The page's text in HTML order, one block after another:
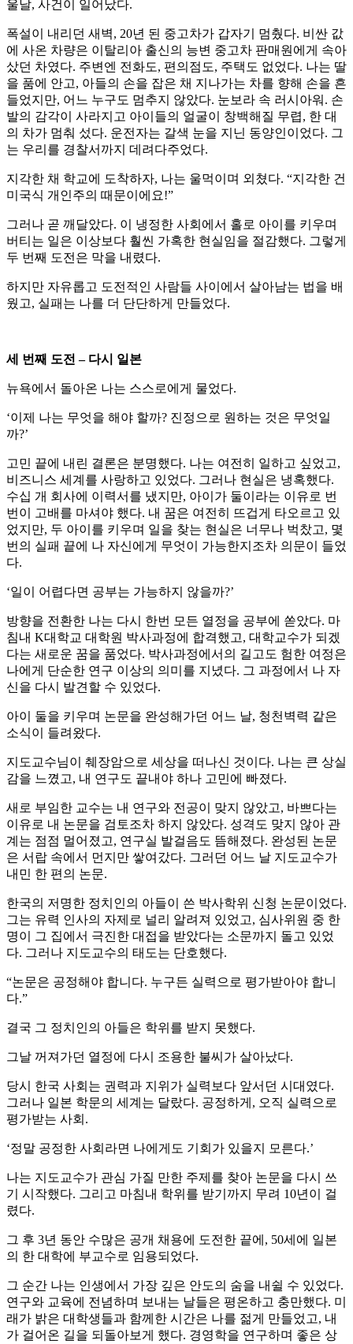
울날, 사건이 일어났다.
폭설이 내리던 새벽, 20년 된 중고차가 갑자기 멈췄다. 비싼 값
에 사온 차량은 이탈리아 출신의 능변 중고차 판매원에게 속아
샀던 차였다. 주변엔 전화도, 편의점도, 주택도 없었다. 나는 딸
을 품에 안고, 아들의 손을 잡은 채 지나가는 차를 향해 손을 흔
들었지만, 어느 누구도 멈추지 않았다. 눈보라 속 러시아워. 손
발의 감각이 사라지고 아이들의 얼굴이 창백해질 무렵, 한 대
의 차가 멈춰 섰다. 운전자는 갈색 눈을 지닌 동양인이었다. 그
는 우리를 경찰서까지 데려다주었다.
지각한 채 학교에 도착하자, 나는 울먹이며 외쳤다. “지각한 건
미국식 개인주의 때문이에요!”
그러나 곧 깨달았다. 이 냉정한 사회에서 홀로 아이를 키우며
버티는 일은 이상보다 훨씬 가혹한 현실임을 절감했다. 그렇게
두 번째 도전은 막을 내렸다.
하지만 자유롭고 도전적인 사람들 사이에서 살아남는 법을 배
웠고, 실패는 나를 더 단단하게 만들었다.
세 번째 도전 – 다시 일본
뉴욕에서 돌아온 나는 스스로에게 물었다.
‘이제 나는 무엇을 해야 할까? 진정으로 원하는 것은 무엇일
까?’
고민 끝에 내린 결론은 분명했다. 나는 여전히 일하고 싶었고,
비즈니스 세계를 사랑하고 있었다. 그러나 현실은 냉혹했다.
수십 개 회사에 이력서를 냈지만, 아이가 둘이라는 이유로 번
번이 고배를 마셔야 했다. 내 꿈은 여전히 뜨겁게 타오르고 있
었지만, 두 아이를 키우며 일을 찾는 현실은 너무나 벅찼고, 몇
번의 실패 끝에 나 자신에게 무엇이 가능한지조차 의문이 들었
다.
‘일이 어렵다면 공부는 가능하지 않을까?’
방향을 전환한 나는 다시 한번 모든 열정을 공부에 쏟았다. 마
침내 K대학교 대학원 박사과정에 합격했고, 대학교수가 되겠
다는 새로운 꿈을 품었다. 박사과정에서의 길고도 험한 여정은
나에게 단순한 연구 이상의 의미를 지녔다. 그 과정에서 나 자
신을 다시 발견할 수 있었다.
아이 둘을 키우며 논문을 완성해가던 어느 날, 청천벽력 같은
소식이 들려왔다.
지도교수님이 췌장암으로 세상을 떠나신 것이다. 나는 큰 상실
감을 느꼈고, 내 연구도 끝내야 하나 고민에 빠졌다.
새로 부임한 교수는 내 연구와 전공이 맞지 않았고, 바쁘다는
이유로 내 논문을 검토조차 하지 않았다. 성격도 맞지 않아 관
계는 점점 멀어졌고, 연구실 발걸음도 뜸해졌다. 완성된 논문
은 서랍 속에서 먼지만 쌓여갔다. 그러던 어느 날 지도교수가
내민 한 편의 논문.
한국의 저명한 정치인의 아들이 쓴 박사학위 신청 논문이었다.
그는 유력 인사의 자제로 널리 알려져 있었고, 심사위원 중 한
명이 그 집에서 극진한 대접을 받았다는 소문까지 돌고 있었
다. 그러나 지도교수의 태도는 단호했다.
“논문은 공정해야 합니다. 누구든 실력으로 평가받아야 합니
다.”
결국 그 정치인의 아들은 학위를 받지 못했다.
그날 꺼져가던 열정에 다시 조용한 불씨가 살아났다.
당시 한국 사회는 권력과 지위가 실력보다 앞서던 시대였다.
그러나 일본 학문의 세계는 달랐다. 공정하게, 오직 실력으로
평가받는 사회.
‘정말 공정한 사회라면 나에게도 기회가 있을지 모른다.’
나는 지도교수가 관심 가질 만한 주제를 찾아 논문을 다시 쓰
기 시작했다. 그리고 마침내 학위를 받기까지 무려 10년이 걸
렸다.
그 후 3년 동안 수많은 공개 채용에 도전한 끝에, 50세에 일본
의 한 대학에 부교수로 임용되었다.
그 순간 나는 인생에서 가장 깊은 안도의 숨을 내쉴 수 있었다.
연구와 교육에 전념하며 보내는 날들은 평온하고 충만했다. 미
래가 밝은 대학생들과 함께한 시간은 나를 젊게 만들었고, 내
가 걸어온 길을 되돌아보게 했다. 경영학을 연구하며 좋은 상